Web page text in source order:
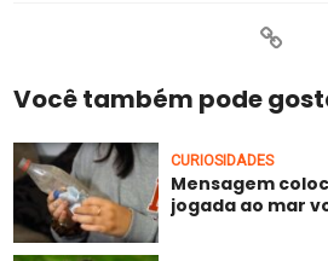
Você também pode
CURIOSIDADES
Mensagem
jogada ao mar